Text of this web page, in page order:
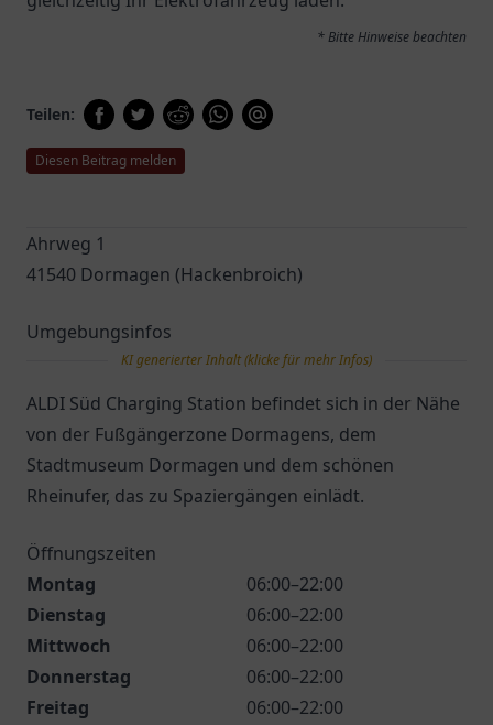
* Bitte Hinweise beachten
Teilen:
Diesen Beitrag melden
Ahrweg 1
41540 Dormagen (Hackenbroich)
Umgebungsinfos
KI generierter Inhalt (klicke für mehr Infos)
ALDI Süd Charging Station befindet sich in der Nähe
von der Fußgängerzone Dormagens, dem
Stadtmuseum Dormagen und dem schönen
Rheinufer, das zu Spaziergängen einlädt.
Öffnungszeiten
Montag
06:00–22:00
Dienstag
06:00–22:00
Mittwoch
06:00–22:00
Donnerstag
06:00–22:00
Freitag
06:00–22:00